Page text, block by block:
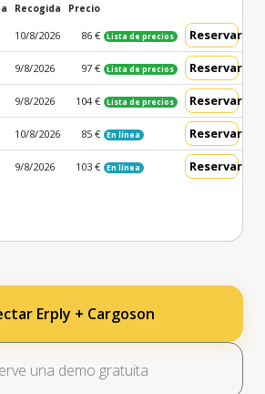
Recogida Precio
10/8/2026 86 € Lista de precios Reservar
9/8/2026 97 € Lista de precios Reservar
9/8/2026 104 € Lista de precios Reservar
10/8/2026 85 € En línea Reservar
9/8/2026 103 € En línea Reservar
Erply + Cargoson
una demo gratuita